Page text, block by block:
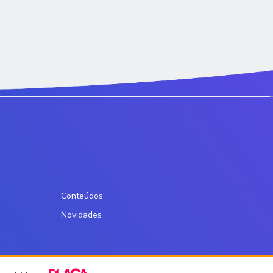
Conteúdos
Novidades